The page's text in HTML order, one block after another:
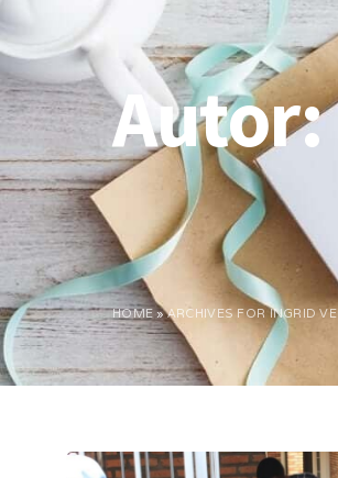
Autor:
HOME»ARCHIVES FOR INGRID